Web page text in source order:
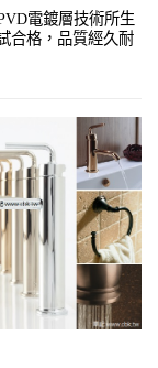
電鍍層技術所生
合格，品質經久耐